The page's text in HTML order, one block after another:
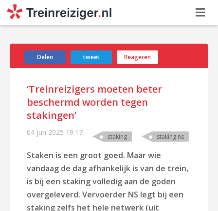
Delen tweet Reageren
‘Treinreizigers moeten beter
beschermd worden tegen
stakingen’
04 jun 2025 19:17 staking staking ns
Staken is een groot goed. Maar wie
vandaag de dag afhankelijk is van de trein,
is bij een staking volledig aan de goden
overgeleverd. Vervoerder NS legt bij een
staking zelfs het hele netwerk (uit